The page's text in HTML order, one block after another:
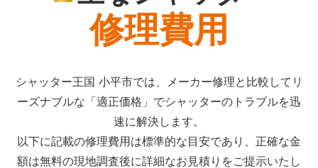
修理費用
シャッター王国 小平市では、メーカー修理と比較してリ
ーズナブルな「適正価格」でシャッターのトラブルを迅
速に解決します。
以下に記載の修理費用は標準的な目安であり、正確な金
額は無料の現地調査後に詳細なお見積りをご提示いたし